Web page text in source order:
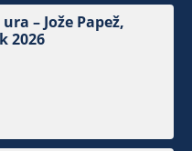
– Jože Papež,
2026